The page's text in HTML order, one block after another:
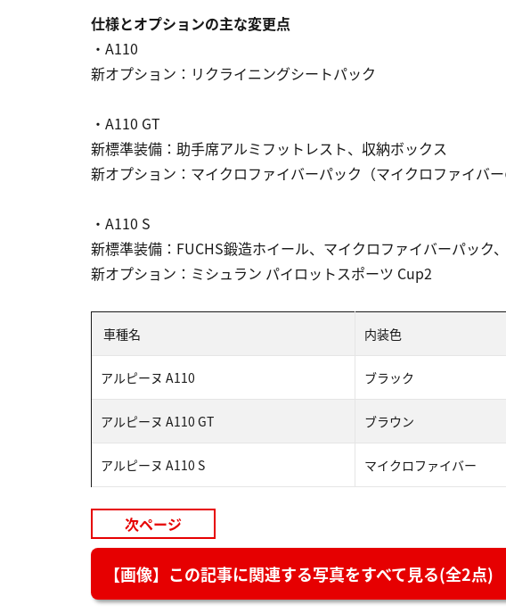
仕様とオプションの主な変更点
・A110
新オプション：リクライニングシートパック
・A110 GT
新標準装備：助手席アルミフットレスト、収納ボックス
新オプション：マイクロファイバーパック（マイクロファイバー
・A110 S
新標準装備：FUCHS鍛造ホイール、マイクロファイバーパック
新オプション：ミシュラン パイロットスポーツ Cup2
車種名 内装色
アルピーヌ A110 ブラック
アルピーヌ A110 GT ブラウン
アルピーヌ A110 S マイクロファイバー
次ページ
【画像】この記事に関連する写真をすべて見る(全2点)